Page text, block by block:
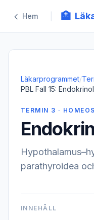
Hem 🏥
Läkarprogrammet/
PBL Fall 15:
TERMIN 3 ·
parathyroidea
INNEHÅLL